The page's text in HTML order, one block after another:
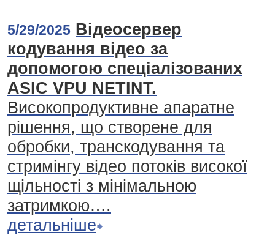
5/29/2025 Відеосервер
кодування відео за
допомогою спеціалізованих
ASIC VPU NETINT.
Високопродуктивне апаратне
рішення, що створене для
обробки, транскодування та
стримінгу відео потоків високої
щільності з мінімальною
затримкою….
детальніше